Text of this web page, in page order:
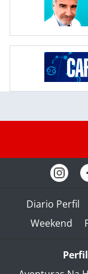
Diario Perfil
Weekend